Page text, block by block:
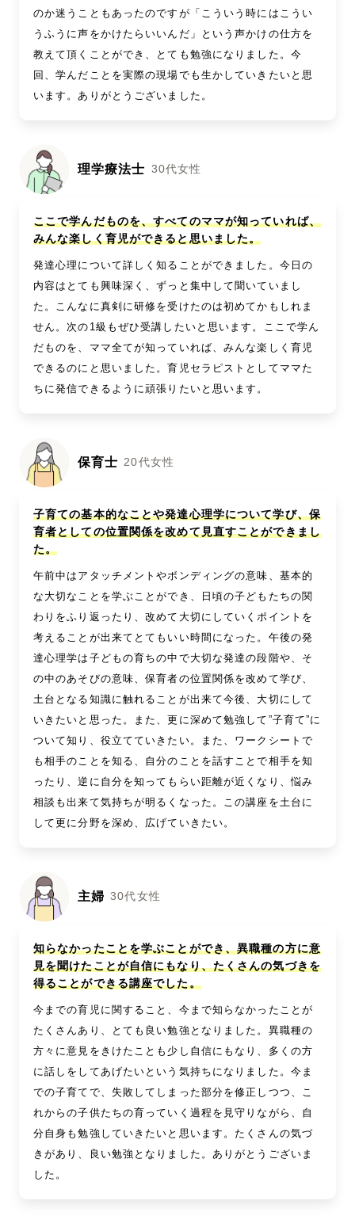
のか迷うこともあったのですが「こういう時にはこうい
うふうに声をかけたらいいんだ」という声かけの仕方を
教えて頂くことができ、とても勉強になりました。今
回、学んだことを実際の現場でも生かしていきたいと思
います。ありがとうございました。
理学療法士 30代女性
ここで学んだものを、すべてのママが知っていれば、
みんな楽しく育児ができると思いました。
発達心理について詳しく知ることができました。今日の
内容はとても興味深く、ずっと集中して聞いていまし
た。こんなに真剣に研修を受けたのは初めてかもしれま
せん。次の1級もぜひ受講したいと思います。ここで学ん
だものを、ママ全てが知っていれば、みんな楽しく育児
できるのにと思いました。育児セラピストとしてママた
ちに発信できるように頑張りたいと思います。
保育士 20代女性
子育ての基本的なことや発達心理学について学び、保
育者としての位置関係を改めて見直すことができまし
た。
午前中はアタッチメントやボンディングの意味、基本的
な大切なことを学ぶことができ、日頃の子どもたちの関
わりをふり返ったり、改めて大切にしていくポイントを
考えることが出来てとてもいい時間になった。午後の発
達心理学は子どもの育ちの中で大切な発達の段階や、そ
の中のあそびの意味、保育者の位置関係を改めて学び、
土台となる知識に触れることが出来て今後、大切にして
いきたいと思った。また、更に深めて勉強して”子育て”に
ついて知り、役立てていきたい。また、ワークシートで
も相手のことを知る、自分のことを話すことで相手を知
ったり、逆に自分を知ってもらい距離が近くなり、悩み
相談も出来て気持ちが明るくなった。この講座を土台に
して更に分野を深め、広げていきたい。
主婦 30代女性
知らなかったことを学ぶことができ、異職種の方に意
見を聞けたことが自信にもなり、たくさんの気づきを
得ることができる講座でした。
今までの育児に関すること、今まで知らなかったことが
たくさんあり、とても良い勉強となりました。異職種の
方々に意見をきけたことも少し自信にもなり、多くの方
に話しをしてあげたいという気持ちになりました。今ま
での子育てで、失敗してしまった部分を修正しつつ、こ
れからの子供たちの育っていく過程を見守りながら、自
分自身も勉強していきたいと思います。たくさんの気づ
きがあり、良い勉強となりました。ありがとうございま
した。